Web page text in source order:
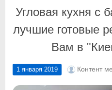
Угловая кухня с
лучшие готовые
Вам в
1 января 2019 Контент